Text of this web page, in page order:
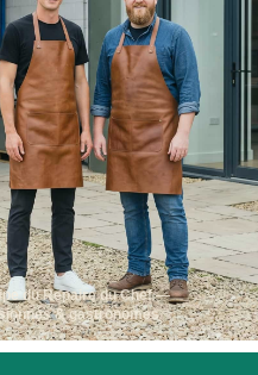
du Repaire du Chef —
& gastronomes